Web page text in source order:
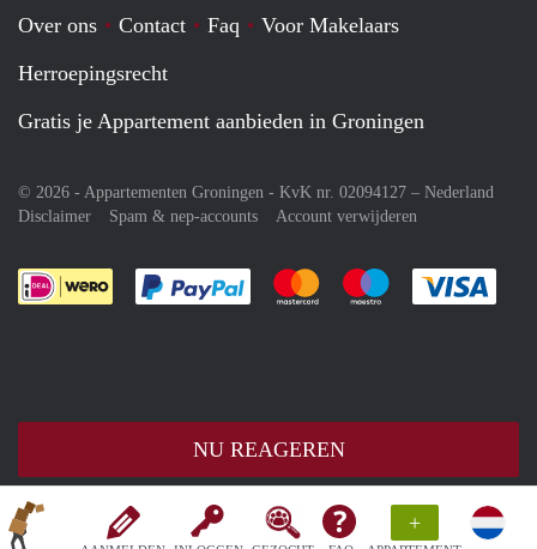
+
NU REAGEREN
Over ons Contact Faq
Voor Makelaars
Herroepingsrecht
Gratis je Appartement aanbieden in Groningen
© 2026 - Appartementen Groningen - KvK nr. 02094127 – Nederland
Disclaimer
Spam & nep-accounts Account verwijderen
Je rekent gemakkelijk af met Paypal
Je rekent gemakkelijk af met
Je rekent